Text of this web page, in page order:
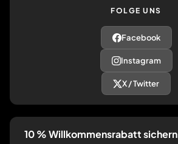
FOLGE UNS
Facebook
Instagram
X / Twitter
10 % Willkommensrabatt sichern